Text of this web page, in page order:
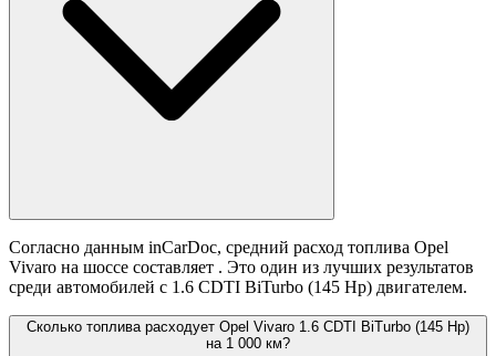
Согласно данным inCarDoc, средний расход топлива Opel
Vivaro на шоссе составляет . Это один из лучших результатов
среди автомобилей с 1.6 CDTI BiTurbo (145 Hp) двигателем.
Сколько топлива расходует Opel Vivaro 1.6 CDTI BiTurbo (145 Hp)
на 1 000 км?